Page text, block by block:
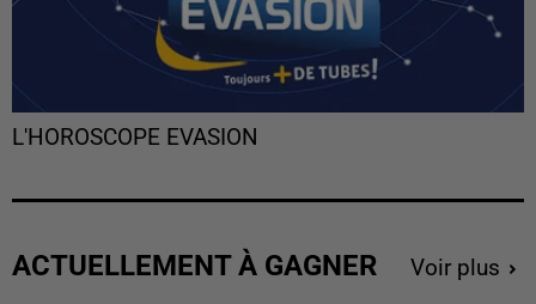
L'HOROSCOPE EVASION
ACTUELLEMENT À GAGNER Voir plus